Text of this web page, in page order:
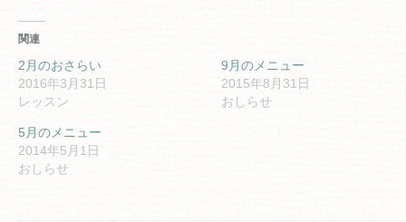
共
有
(新
し
い
ィ
ン
ド
ウ
で
ク
リ
ッ
く
さ
関連
2月のおさらい
2016年3月31日
レッスン
9月のメニュー
2015年8月31日
おしらせ
5月のメニュー
2014年5月1日
おしらせ